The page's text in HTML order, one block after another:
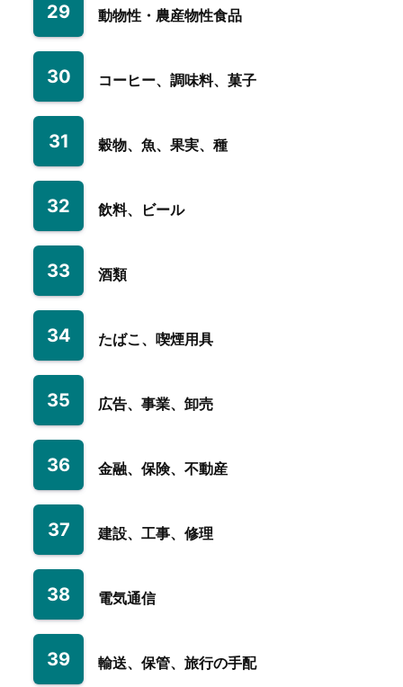
29 動物性・農産物性食品
30 コーヒー、調味料、菓子
31 穀物、魚、果実、種
32 飲料、ビール
33 酒類
34 たばこ、喫煙用具
35 広告、事業、卸売
36 金融、保険、不動産
37 建設、工事、修理
38 電気通信
39 輸送、保管、旅行の手配